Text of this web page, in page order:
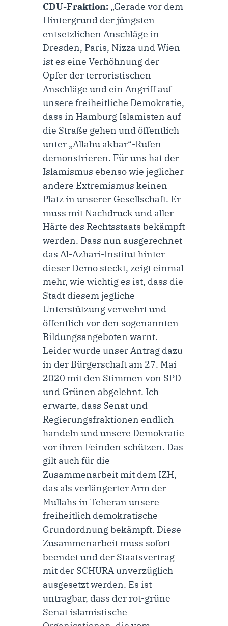
CDU-Fraktion: „Gerade vor dem
Hintergrund der jüngsten
entsetzlichen Anschläge in
Dresden, Paris, Nizza und Wien
ist es eine Verhöhnung der
Opfer der terroristischen
Anschläge und ein Angriff auf
unsere freiheitliche Demokratie,
dass in Hamburg Islamisten auf
die Straße gehen und öffentlich
unter „Allahu akbar“-Rufen
demonstrieren. Für uns hat der
Islamismus ebenso wie jeglicher
andere Extremismus keinen
Platz in unserer Gesellschaft. Er
muss mit Nachdruck und aller
Härte des Rechtsstaats bekämpft
werden. Dass nun ausgerechnet
das Al-Azhari-Institut hinter
dieser Demo steckt, zeigt einmal
mehr, wie wichtig es ist, dass die
Stadt diesem jegliche
Unterstützung verwehrt und
öffentlich vor den sogenannten
Bildungsangeboten warnt.
Leider wurde unserAntrag dazu
in der Bürgerschaft am 27. Mai
2020 mit den Stimmen von SPD
und Grünen abgelehnt. Ich
erwarte, dass Senat und
Regierungsfraktionen endlich
handeln und unsere Demokratie
vor ihren Feinden schützen. Das
gilt auch für die
Zusammenarbeit mit dem IZH,
das als verlängerter Arm der
Mullahs in Teheran unsere
freiheitlich demokratische
Grundordnung bekämpft. Diese
Zusammenarbeit muss sofort
beendet und der Staatsvertrag
mit der SCHURA unverzüglich
ausgesetzt werden. Es ist
untragbar, dass der rot-grüne
Senat islamistische